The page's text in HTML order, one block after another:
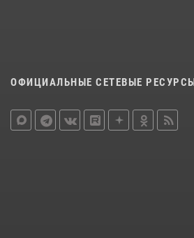
ОФИЦИАЛЬНЫЕ СЕТЕВЫЕ РЕСУРСЫ